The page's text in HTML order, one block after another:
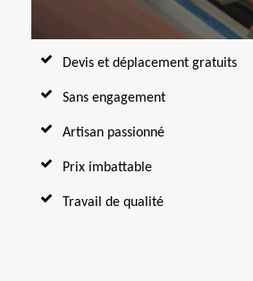
Devis et déplacement gratuits
Sans engagement
Artisan passionné
Prix imbattable
Travail de qualité